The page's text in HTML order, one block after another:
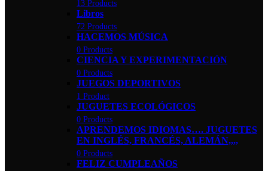
13 Products
Libros
72 Products
HACEMOS MÚSICA
0 Products
CIENCIA Y EXPERIMENTACIÓN
0 Products
JUEGOS DEPORTIVOS
1 Product
JUGUETES ECOLÓGICOS
0 Products
APRENDEMOS IDIOMAS…. JUGUETES
EN INGLÉS, FRANCÉS, ALEMÁN,,,,
0 Products
FELIZ CUMPLEAÑOS